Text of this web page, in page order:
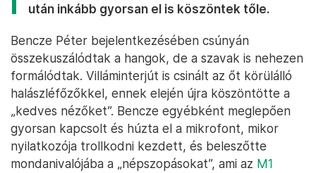
után inkább gyorsan el is köszöntek tőle.
Bencze Péter bejelentkezésében csúnyán
összekuszálódtak a hangok, de a szavak is nehezen
formálódtak. Villáminterjút is csinált az őt körülálló
halászléfőzőkkel, ennek elején újra köszöntötte a
„kedves nézőket”. Bencze egyébként meglepően
gyorsan kapcsolt és húzta el a mikrofont, mikor
nyilatkozója trollkodni kezdett, és beleszőtte
mondanivalójába a „népszopásokat”, ami az M1